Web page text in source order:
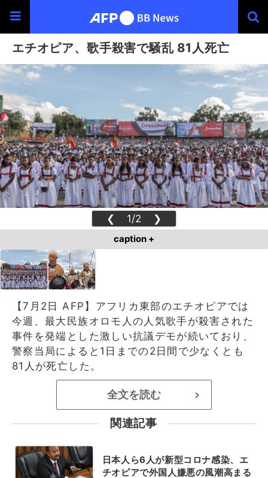
エチオピア、歌手殺害で騒乱 81人死亡
❮ 1/2 ❯
caption +
【7月2日 AFP】アフリカ東部のエチオピアでは
今週、最大民族オロモ人の人気歌手が殺害された
事件を発端とした激しい抗議デモが続いており、
警察当局によると1日までの2日間で少なくとも
81人が死亡した。
全文を読む >
関連記事
日本人ら6人が新型コロナ感染、エ
チオピアで外国人嫌悪の風潮高まる